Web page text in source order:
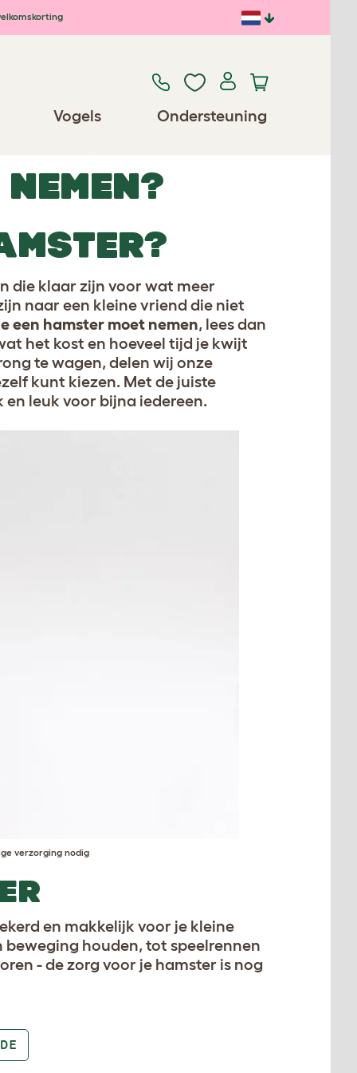
Vogels Ondersteuning
die klaar zijn voor wat meer
naar een kleine vriend die niet
een hamster moet nemen, lees dan
het kost en hoeveel tijd je kwijt
te wagen, delen wij onze
kunt kiezen. Met de juiste
leuk voor bijna iedereen.
verzorging nodig
en makkelijk voor je kleine
beweging houden, tot speelrennen
- de zorg voor je hamster is nog